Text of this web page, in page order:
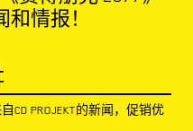
和情报！
CD PROJEKT的新闻，促销优